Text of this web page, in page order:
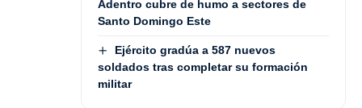
Adentro cubre de humo a sectores de
Santo Domingo Este
Ejército gradúa a 587 nuevos
soldados tras completar su formación
militar